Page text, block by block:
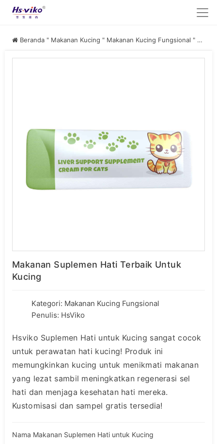
Beranda " Makanan Kucing " Makanan Kucing Fungsional "
Makanan Suplemen Hati Terbaik Untuk
Kucing
Kategori: Makanan Kucing Fungsional
Penulis: HsViko
Hsviko Suplemen Hati untuk Kucing sangat cocok
untuk perawatan hati kucing! Produk ini
memungkinkan kucing untuk menikmati makanan
yang lezat sambil meningkatkan regenerasi sel
hati dan menjaga kesehatan hati mereka.
Kustomisasi dan sampel gratis tersedia!
Nama Makanan Suplemen Hati untuk Kucing